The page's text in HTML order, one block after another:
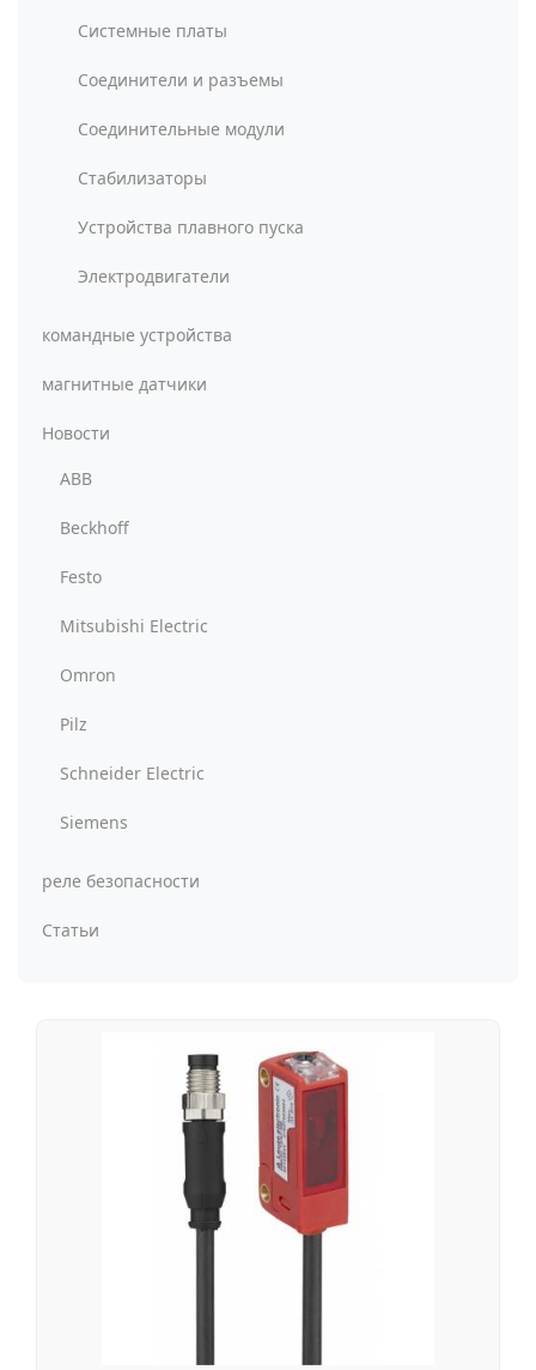
Системные платы
Соединители и разъемы
Соединительные модули
Стабилизаторы
Устройства плавного пуска
Электродвигатели
командные устройства
магнитные датчики
Новости
ABB
Beckhoff
Festo
Mitsubishi Electric
Omron
Pilz
Schneider Electric
Siemens
реле безопасности
Статьи